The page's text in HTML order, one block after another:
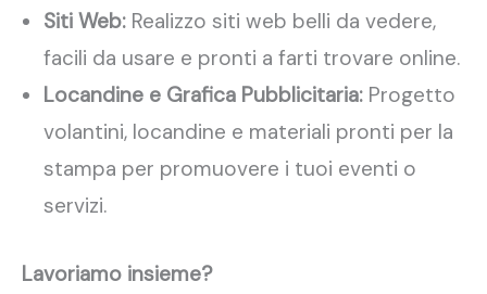
Siti Web: Realizzo siti web belli da vedere,
facili da usare e pronti a farti trovare online.
Locandine e Grafica Pubblicitaria: Progetto
volantini, locandine e materiali pronti per la
stampa per promuovere i tuoi eventi o
servizi.
Lavoriamo insieme?